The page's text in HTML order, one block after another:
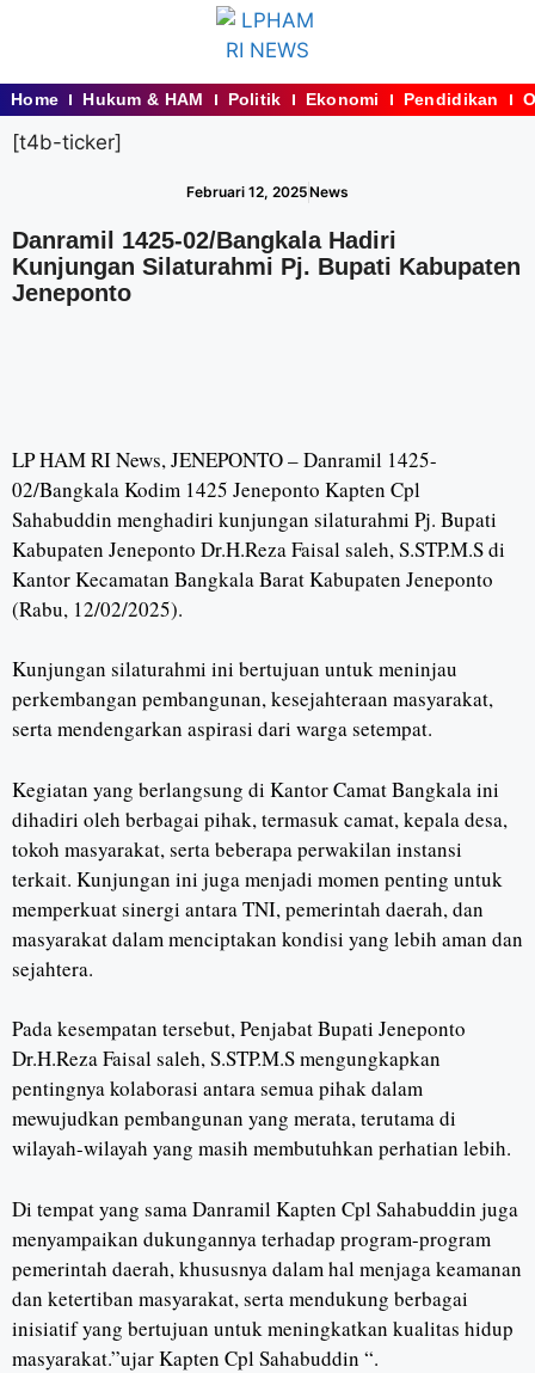
Home Hukum & HAM Politik Ekonomi Pendidikan
[t4b-ticker]
Februari 12, 2025News
Danramil 1425-02/Bangkala Hadiri
Kunjungan Silaturahmi Pj. Bupati Kabupaten
Jeneponto
LP HAM RI News, JENEPONTO – Danramil 1425-
02/Bangkala Kodim 1425 Jeneponto Kapten Cpl
Sahabuddin menghadiri kunjungan silaturahmi Pj. Bupati
Kabupaten Jeneponto Dr.H.Reza Faisal saleh, S.STP.M.S di
Kantor Kecamatan Bangkala Barat Kabupaten Jeneponto
(Rabu, 12/02/2025).
Kunjungan silaturahmi ini bertujuan untuk meninjau
perkembangan pembangunan, kesejahteraan masyarakat,
serta mendengarkan aspirasi dari warga setempat.
Kegiatan yang berlangsung di Kantor Camat Bangkala ini
dihadiri oleh berbagai pihak, termasuk camat, kepala desa,
tokoh masyarakat, serta beberapa perwakilan instansi
terkait. Kunjungan ini juga menjadi momen penting untuk
memperkuat sinergi antara TNI, pemerintah daerah, dan
masyarakat dalam menciptakan kondisi yang lebih aman dan
sejahtera.
Pada kesempatan tersebut, Penjabat Bupati Jeneponto
Dr.H.Reza Faisal saleh, S.STP.M.S mengungkapkan
pentingnya kolaborasi antara semua pihak dalam
mewujudkan pembangunan yang merata, terutama di
wilayah-wilayah yang masih membutuhkan perhatian lebih.
Di tempat yang sama Danramil Kapten Cpl Sahabuddin juga
menyampaikan dukungannya terhadap program-program
pemerintah daerah, khususnya dalam hal menjaga keamanan
dan ketertiban masyarakat, serta mendukung berbagai
inisiatif yang bertujuan untuk meningkatkan kualitas hidup
masyarakat.”ujar Kapten Cpl Sahabuddin “.